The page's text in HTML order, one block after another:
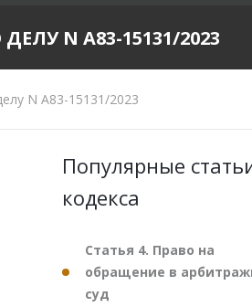
N А83-15131/2023
N А83-15131/2023
Популярные
кодекса
Статья 4. Право на
обращение в
суд